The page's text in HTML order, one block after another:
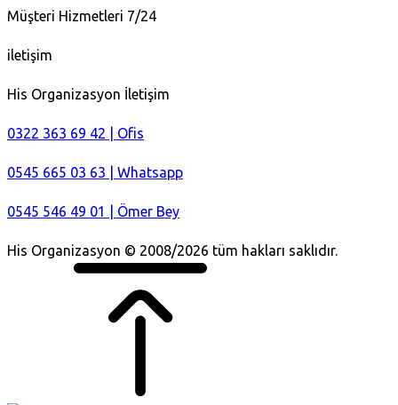
Müşteri Hizmetleri 7/24
iletişim
His Organizasyon İletişim
0322 363 69 42 | Ofis
0545 665 03 63 | Whatsapp
0545 546 49 01 | Ömer Bey
His Organizasyon © 2008/2026 tüm hakları saklıdır.